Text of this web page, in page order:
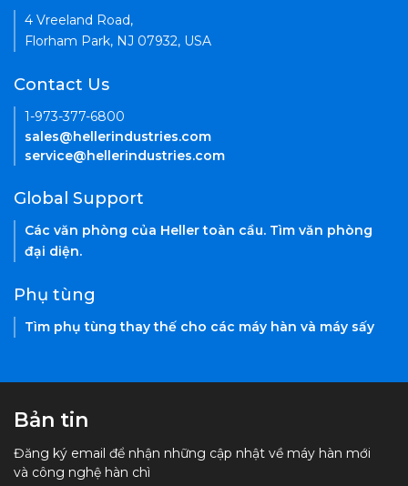
4 Vreeland Road,
Florham Park, NJ 07932, USA
Contact Us
1-973-377-6800
sales@hellerindustries.com
service@hellerindustries.com
Global Support
Các văn phòng của Heller toàn cầu. Tìm văn phòng
đại diện.
Phụ tùng
Tìm phụ tùng thay thế cho các máy hàn và máy sấy
Bản tin
Đăng ký email để nhận những cập nhật về máy hàn mới
và công nghệ hàn chì